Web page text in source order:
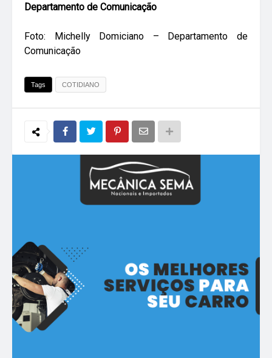
Departamento de Comunicação
Foto: Michelly Domiciano – Departamento de
Comunicação
Tags COTIDIANO